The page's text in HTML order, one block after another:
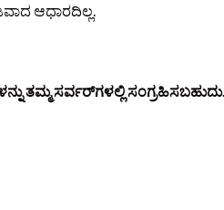
ಆಧಾರದಿಲ್ಲ.
ತಮ್ಮ ಸರ್ವರ್‌ಗಳಲ್ಲಿ ಸಂಗ್ರಹಿಸಬಹುದು.